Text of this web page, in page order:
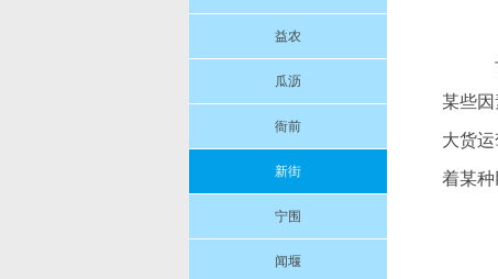
益农
瓜沥
衙前
新街
宁围
闻堰
某些
大货
着某种